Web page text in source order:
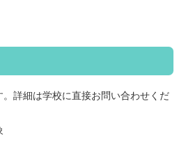
詳細は学校に直接お問い合わせくだ